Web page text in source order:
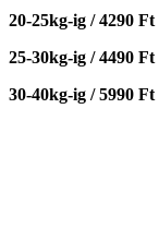
20-25kg-ig / 4290 Ft
25-30kg-ig / 4490 Ft
30-40kg-ig / 5990 Ft